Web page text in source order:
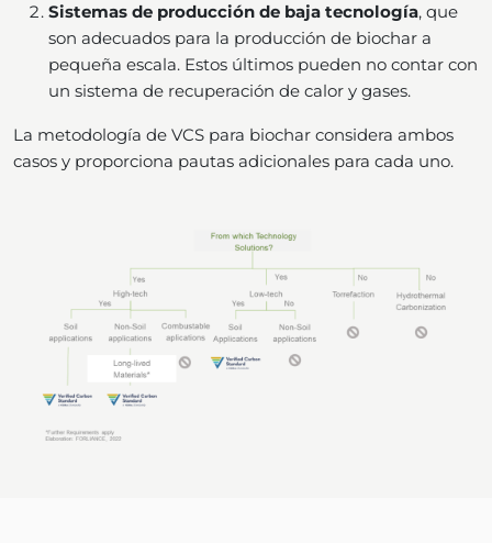
Sistemas de producción de baja tecnología, que
son adecuados para la producción de biochar a
pequeña escala. Estos últimos pueden no contar con
un sistema de recuperación de calor y gases.
La metodología de VCS para biochar considera ambos
casos y proporciona pautas adicionales para cada uno.